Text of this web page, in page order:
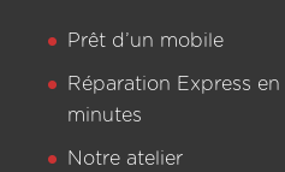
Prêt d’un mobile
Réparation Express
minutes
Notre atelier